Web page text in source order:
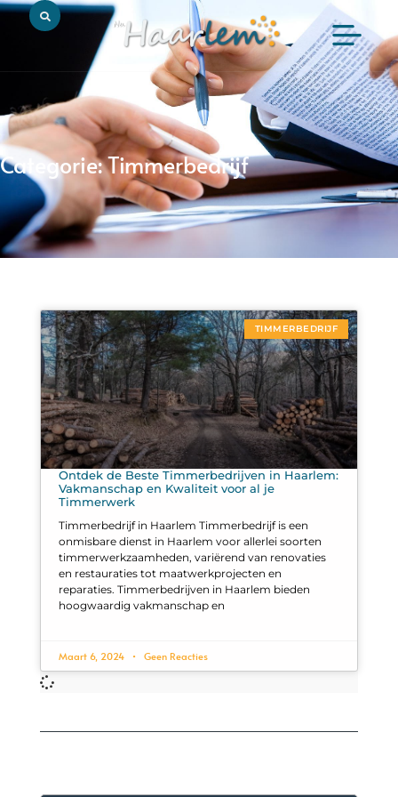
Categorie: Timmerbedrijf
TIMMERBEDRIJF
Ontdek de Beste Timmerbedrijven in Haarlem:
Vakmanschap en Kwaliteit voor al je
Timmerwerk
Timmerbedrijf in Haarlem Timmerbedrijf is een
onmisbare dienst in Haarlem voor allerlei soorten
timmerwerkzaamheden, variërend van renovaties
en restauraties tot maatwerkprojecten en
reparaties. Timmerbedrijven in Haarlem bieden
hoogwaardig vakmanschap en
Maart 6, 2024 Geen Reacties